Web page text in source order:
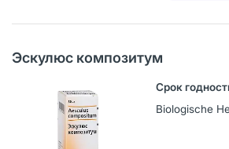
Эскулюс композитум